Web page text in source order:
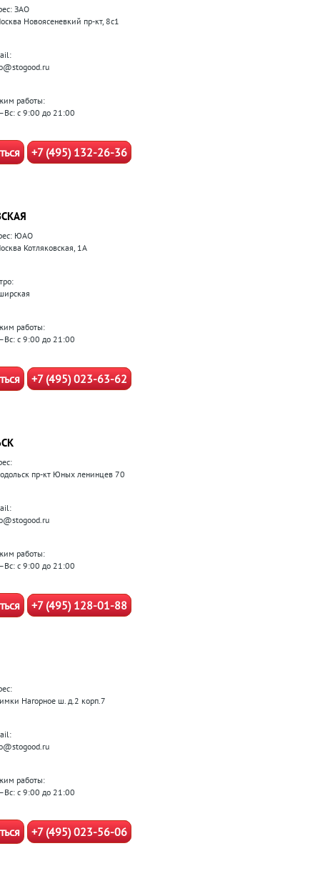
ЗАО
Новоясеневкий пр-кт, 8с1
работы:
с 9:00 до 21:00
+7 (495) 132-26-36
ЮАО
Котляковская, 1А
работы:
с 9:00 до 21:00
+7 (495) 023-63-62
пр-кт Юных ленинцев 70
работы:
с 9:00 до 21:00
+7 (495) 128-01-88
Нагорное ш. д.2 корп.7
работы:
с 9:00 до 21:00
+7 (495) 023-56-06